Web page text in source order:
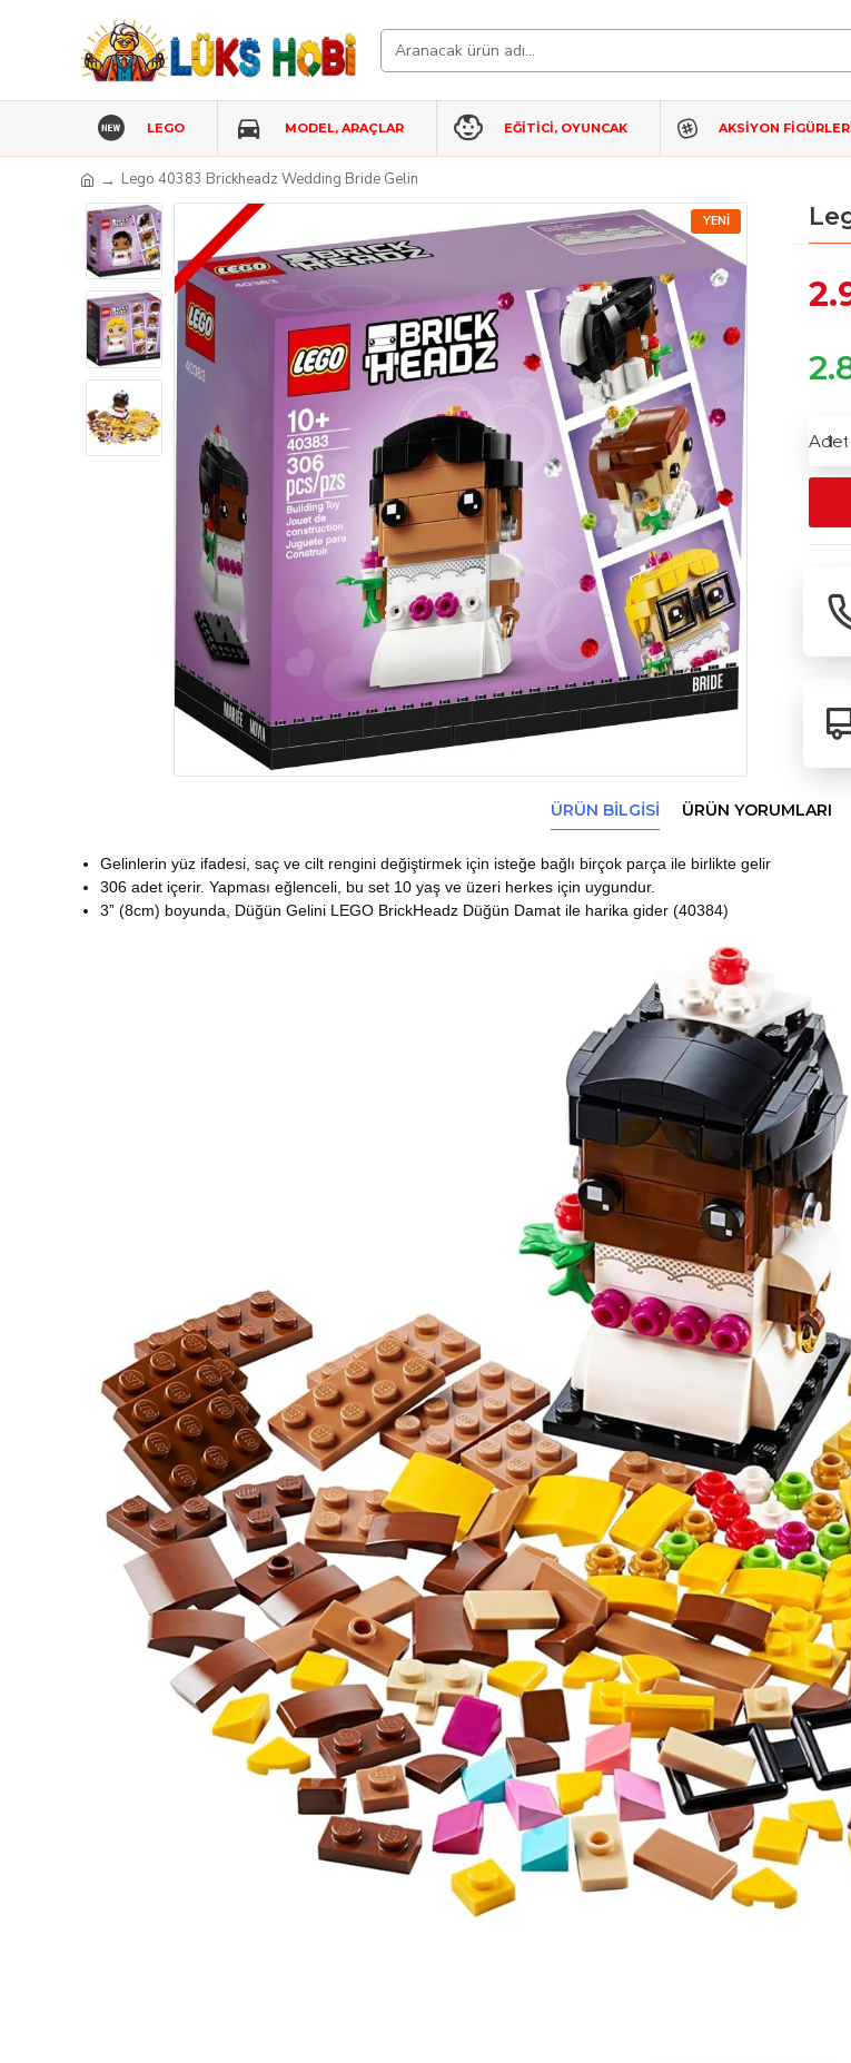
LEGO MODEL, ARAÇLAR EĞİTİCİ, OYUNCAK AKSIYON
Lego 40383 Brickheadz Wedding Bride Gelin
YENI
Adet
ÜRÜN BILGISI ÜRÜN YORUMLARI
Gelinlerin yüz ifadesi, saç ve cilt rengini değiştirmek için isteğe bağlı birçok parça ile birlikte gelir
306 adet içerir. Yapması eğlenceli, bu set 10 yaş ve üzeri herkes için uygundur.
3” (8cm) boyunda, Düğün Gelini LEGO BrickHeadz Düğün Damat ile harika gider (40384)